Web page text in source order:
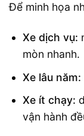
Để minh họa
Xe dịch vụ:
mòn nhanh.
Xe lâu năm:
Xe ít chạy:
vận hành